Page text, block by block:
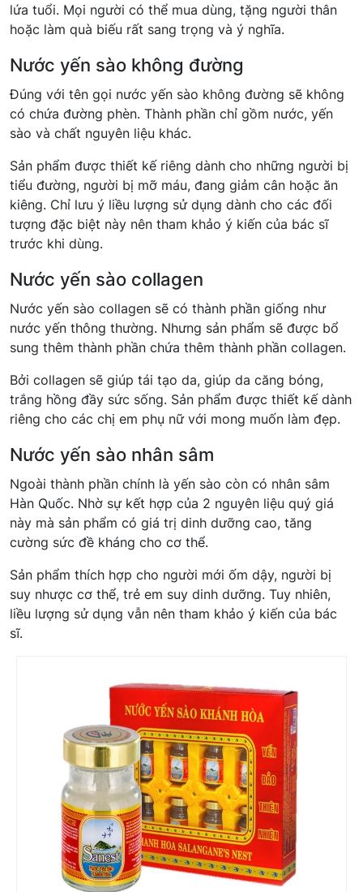
lứa tuổi. Mọi người có thể mua dùng, tặng người thân
hoặc làm quà biếu rất sang trọng và ý nghĩa.
Nước yến sào không đường
Đúng với tên gọi nước yến sào không đường sẽ không
có chứa đường phèn. Thành phần chỉ gồm nước, yến
sào và chất nguyên liệu khác.
Sản phẩm được thiết kế riêng dành cho những người bị
tiểu đường, người bị mỡ máu, đang giảm cân hoặc ăn
kiêng. Chỉ lưu ý liều lượng sử dụng dành cho các đối
tượng đặc biệt này nên tham khảo ý kiến của bác sĩ
trước khi dùng.
Nước yến sào collagen
Nước yến sào collagen sẽ có thành phần giống như
nước yến thông thường. Nhưng sản phẩm sẽ được bổ
sung thêm thành phần chứa thêm thành phần collagen.
Bởi collagen sẽ giúp tái tạo da, giúp da căng bóng,
trắng hồng đầy sức sống. Sản phẩm được thiết kế dành
riêng cho các chị em phụ nữ với mong muốn làm đẹp.
Nước yến sào nhân sâm
Ngoài thành phần chính là yến sào còn có nhân sâm
Hàn Quốc. Nhờ sự kết hợp của 2 nguyên liệu quý giá
này mà sản phẩm có giá trị dinh dưỡng cao, tăng
cường sức đề kháng cho cơ thể.
Sản phẩm thích hợp cho người mới ốm dậy, người bị
suy nhược cơ thể, trẻ em suy dinh dưỡng. Tuy nhiên,
liều lượng sử dụng vẫn nên tham khảo ý kiến của bác
sĩ.